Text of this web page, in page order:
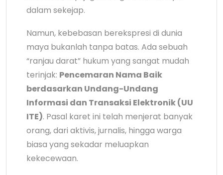
dalam sekejap.
Namun, kebebasan berekspresi di dunia
maya bukanlah tanpa batas. Ada sebuah
“ranjau darat” hukum yang sangat mudah
terinjak: Pencemaran Nama Baik
berdasarkan Undang-Undang
Informasi dan Transaksi Elektronik (UU
ITE). Pasal karet ini telah menjerat banyak
orang, dari aktivis, jurnalis, hingga warga
biasa yang sekadar meluapkan
kekecewaan.